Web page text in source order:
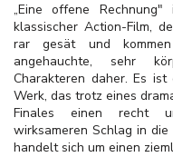
„Eine offene
klassischer Action-Film,
rar gesät und
angehauchte, sehr
Charakteren daher. Es
Werk, das trotz eines
Finales einen recht
wirksameren Schlag in
handelt sich um einen